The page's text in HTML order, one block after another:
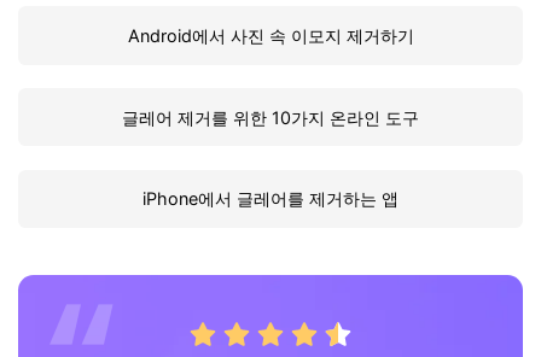
Android에서 사진 속 이모지 제거하기
글레어 제거를 위한 10가지 온라인 도구
iPhone에서 글레어를 제거하는 앱